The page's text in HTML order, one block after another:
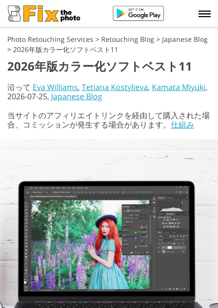
Photo Retouching Services > Retouching Blog > Japanese Blog
> 2026年版カラー化ソフトベスト11
2026年版カラー化ソフトベスト11
沿って Eva Williams, Tetiana Kostylieva, Kamata Miyuki,
2026-07-25, Japanese Blog
当サイトのアフィリエイトリンクを経由して購入された場
合、コミッションが発生する場合があります。 仕組み